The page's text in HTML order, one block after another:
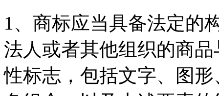
1、商标应当具备法定的
法人或者其他组织的商
性标志，包括文字、图